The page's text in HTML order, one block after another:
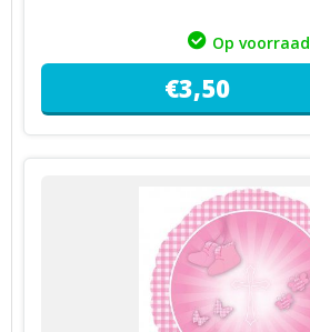
Op voorraad
€3,50